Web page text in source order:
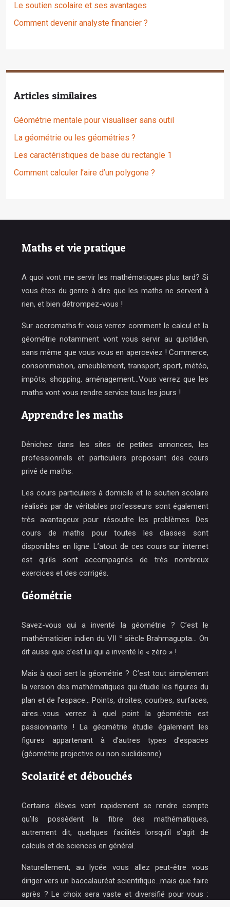
Le soutien scolaire et ses avantages
Comment devenir analyste financier ?
Articles similaires
Géométrie mentale pour visualiser sans outil
La géométrie ou les géométries ?
Les caractéristiques de base du rectangle 1
Comment calculer l’aire d’un polygone ?
Maths et vie pratique
A quoi vont me servir les mathématiques plus tard? Si
vous êtes du genre à dire que les maths ne servent à
rien, et bien détrompez-vous !
Sur accromaths.fr vous verrez comment le calcul et la
géométrie notamment vont vous servir au quotidien,
sans même que vous vous en aperceviez ! Commerce,
consommation, ameublement, transport, sport, météo,
impôts, shopping, aménagement…Vous verrez que les
maths vont vous rendre service tous les jours !
Apprendre les maths
Dénichez dans les sites de petites annonces, les
professionnels et particuliers proposant des cours
privé de maths.
Les cours particuliers à domicile et le soutien scolaire
réalisés par de véritables professeurs sont également
très avantageux pour résoudre les problèmes. Des
cours de maths pour toutes les classes sont
disponibles en ligne. L’atout de ces cours sur internet
est qu’ils sont accompagnés de très nombreux
exercices et des corrigés.
Géométrie
Savez-vous qui a inventé la géométrie ? C’est le
mathématicien indien du VII e siècle Brahmagupta… On
dit aussi que c’est lui qui a inventé le « zéro » !
Mais à quoi sert la géométrie ? C’est tout simplement
la version des mathématiques qui étudie les figures du
plan et de l’espace… Points, droites, courbes, surfaces,
aires…vous verrez à quel point la géométrie est
passionnante ! La géométrie étudie également les
figures appartenant à d’autres types d’espaces
(géométrie projective ou non euclidienne).
Scolarité et débouchés
Certains élèves vont rapidement se rendre compte
qu’ils possèdent la fibre des mathématiques,
autrement dit, quelques facilités lorsqu’il s’agit de
calculs et de sciences en général.
Naturellement, au lycée vous allez peut-être vous
diriger vers un baccalauréat scientifique…mais que faire
après ? Le choix sera vaste et diversifié pour vous :